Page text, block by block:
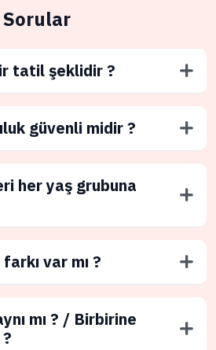
Sorular
tatil şeklidir ?
güvenli midir ?
her yaş grubuna
var mı ?
mı ? / Birbirine